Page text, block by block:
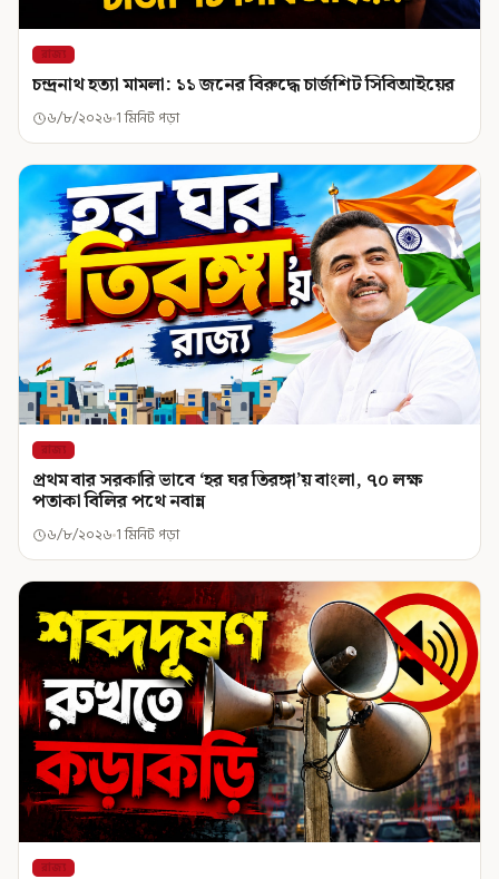
রাজ্য
চন্দ্রনাথ হত্যা মামলা: ১১ জনের বিরুদ্ধে চার্জশিট সিবিআইয়ের
৬/৮/২০২৬ 1 মিনিট পড়া
রাজ্য
প্রথম বার সরকারি ভাবে ‘হর ঘর তিরঙ্গা’য় বাংলা, ৭০ লক্ষ
পতাকা বিলির পথে নবান্ন
৬/৮/২০২৬ 1 মিনিট পড়া
রাজ্য